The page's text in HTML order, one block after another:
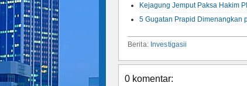
Kejagung Jemput Paksa Hakim
5 Gugatan Prapid Dimenangkan
Berita: Investigasii
0 komentar: